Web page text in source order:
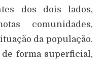
dos dois lados,
comunidades,
da população.
forma superficial,